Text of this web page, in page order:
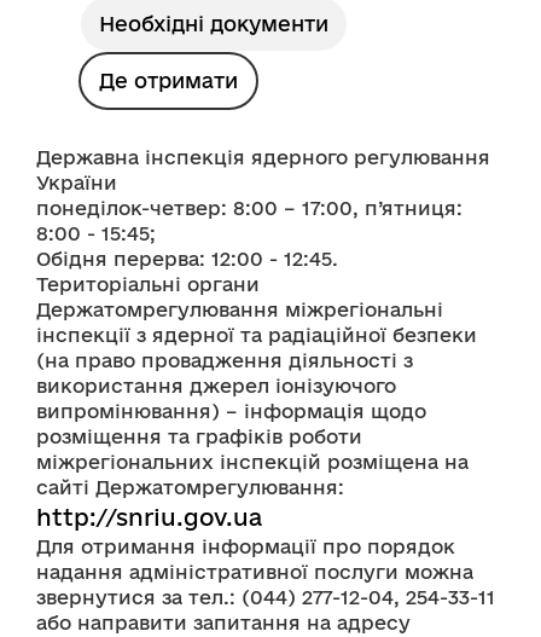
Необхідні документи
Де отримати
Державна інспекція ядерного регулювання
України
понеділок-четвер: 8:00 – 17:00, п’ятниця:
8:00 - 15:45;
Обідня перерва: 12:00 - 12:45.
Територіальні органи
Держатомрегулювання міжрегіональні
інспекції з ядерної та радіаційної безпеки
(на право провадження діяльності з
використання джерел іонізуючого
випромінювання) – інформація щодо
розміщення та графіків роботи
міжрегіональних інспекцій розміщена на
http://snriu.gov.ua
Для отримання інформації про порядок
надання адміністративної послуги можна
звернутися за тел.: (044) 277-12-04, 254-33-11
або направити запитання на адресу